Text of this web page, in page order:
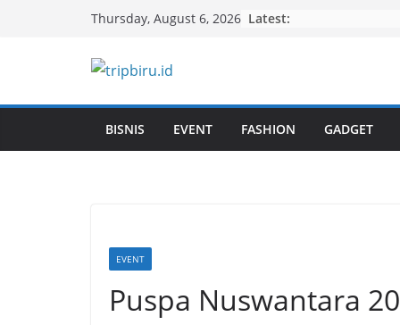
Thursday, August 6, 2026 Latest:
BISNIS EVENT FASHION GADGET
EVENT
Puspa Nuswantara